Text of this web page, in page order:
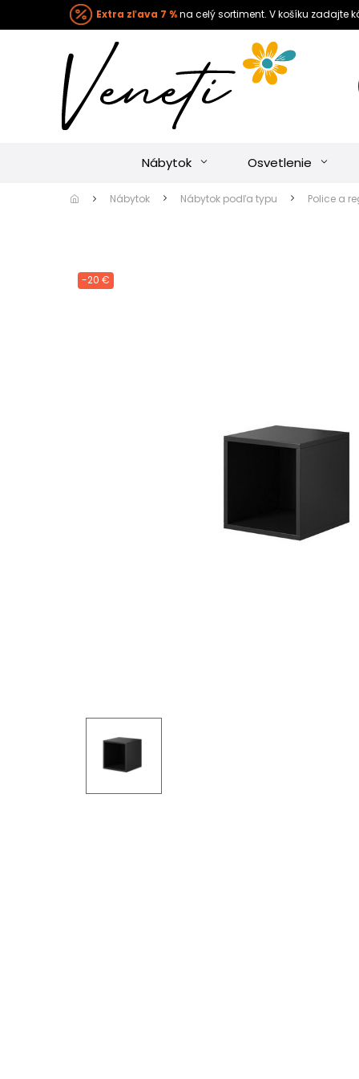
Extra zľava 7 %na celý sortiment. V košíku zadajte
Nábytok Osvetlenie
Nábytok Nábytok podľa typu Police a
-20 €